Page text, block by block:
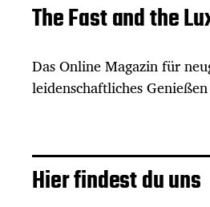
The Fast and the
Das Online Magazin für
leidenschaftliches Genießen
Hier findest du uns